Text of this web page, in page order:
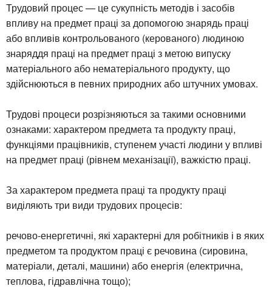
Трудовий процес — це сукупність методів і засобів
впливу на предмет праці за допомогою знарядь праці
або впливів контрольованого (керованого) людиною
знаряддя праці на предмет праці з метою випуску
матеріального або нематеріального продукту, що
здійснюються в певних природних або штучних умовах.
Трудові процеси розрізняються за такими основними
ознаками: характером предмета та продукту праці,
функціями працівників, ступенем участі людини у впливі
на предмет праці (рівнем механізації), важкістю праці.
За характером предмета праці та продукту праці
виділяють три види трудових процесів:
речово-енергетичні, які характерні для робітників і в яких
предметом та продуктом праці є речовина (сировина,
матеріали, деталі, машини) або енергія (електрична,
теплова, гідравлічна тощо);